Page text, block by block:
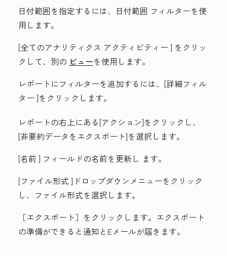
日付範囲を指定するには、日付範囲 フィルターを使
用します。
[全てのアナリティクス アクティビティー ] をクリッ
クして、別の ビューを使用します。
レポートにフィルターを追加するには、[詳細フィル
ター ]をクリックします。
レポートの右上にある[アクション]をクリックし、
[非要約データをエクスポート]を選択します。
[名前 ] フィールドの名前を更新し ます。
[ファイル形式]ドロップダウンメニューをクリック
し、 ファイル形式を選択します。
［エクスポート］をクリックします。エクスポート
の準備ができると通知とEメールが届きます。